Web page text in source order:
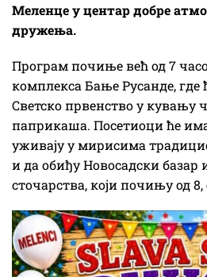
Меленце у центар добре
дружења.
Програм почиње већ од 7
комплекса Бање Русанде, где
Светско првенство у кувању
паприкаша. Посетиоци ће
уживају у мирисима
и да обиђу Новосадски базар
сточарства, који почињу од 8,